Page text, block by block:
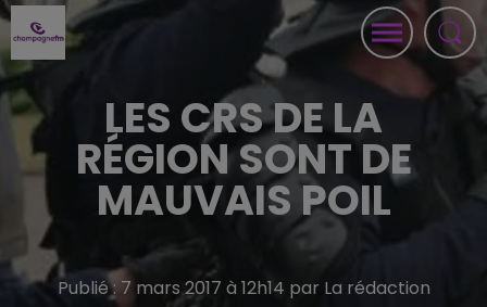
LES CRS DE LA
RÉGION SONT DE
MAUVAIS POIL
Publié : 7 mars 2017 à 12h14 par La rédaction